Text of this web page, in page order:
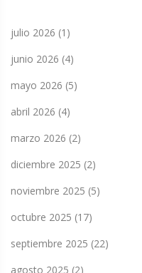
julio 2026 (1)
junio 2026 (4)
mayo 2026 (5)
abril 2026 (4)
marzo 2026 (2)
diciembre 2025 (2)
noviembre 2025 (5)
octubre 2025 (17)
septiembre 2025 (22)
agosto 2025 (2)